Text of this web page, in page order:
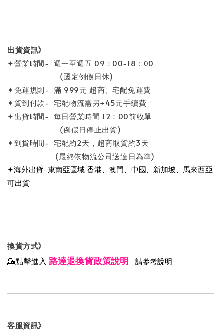
出貨資訊》
✦營業時間- 週一至週五 09：00-18：00
(國定例假日休)
✦免運規則- 滿 999元 超商、宅配免運費
✦貨到付款- 宅配物流需另+45元手續費
✦出貨時間- 每日營業時間 12：00前收單
(例假日停止出貨)
✦到貨時間- 宅配約2天，超商取貨約3天
(最終依物流公司送達日為準)
✦海外出貨- 東南亞區域 香港、澳門、中國、新加坡、馬來西亞
可出貨
換貨方式》
💁點擊進入 路達退換貨政策說明 請參考說明
客服資訊》